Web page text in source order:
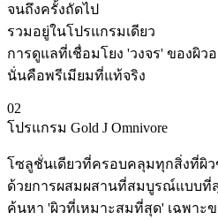
จนถึงครั้งถัดไป
รวมอยู่ในโปรแกรมเดียว
การดูแลที่เชื่อมโยง 'วงจร' ของผิว
นั่นคือพรีเมียมที่แท้จริง
02
โปรแกรม Gold J Omnivore
โซลูชั่นเดียวที่ครอบคลุมทุกสิ่งที่ผิ
ด้วยการผสมผสานที่สมบูรณ์แบบที่
ค้นหา 'ผิวที่เหมาะสมที่สุด' เฉพาะ